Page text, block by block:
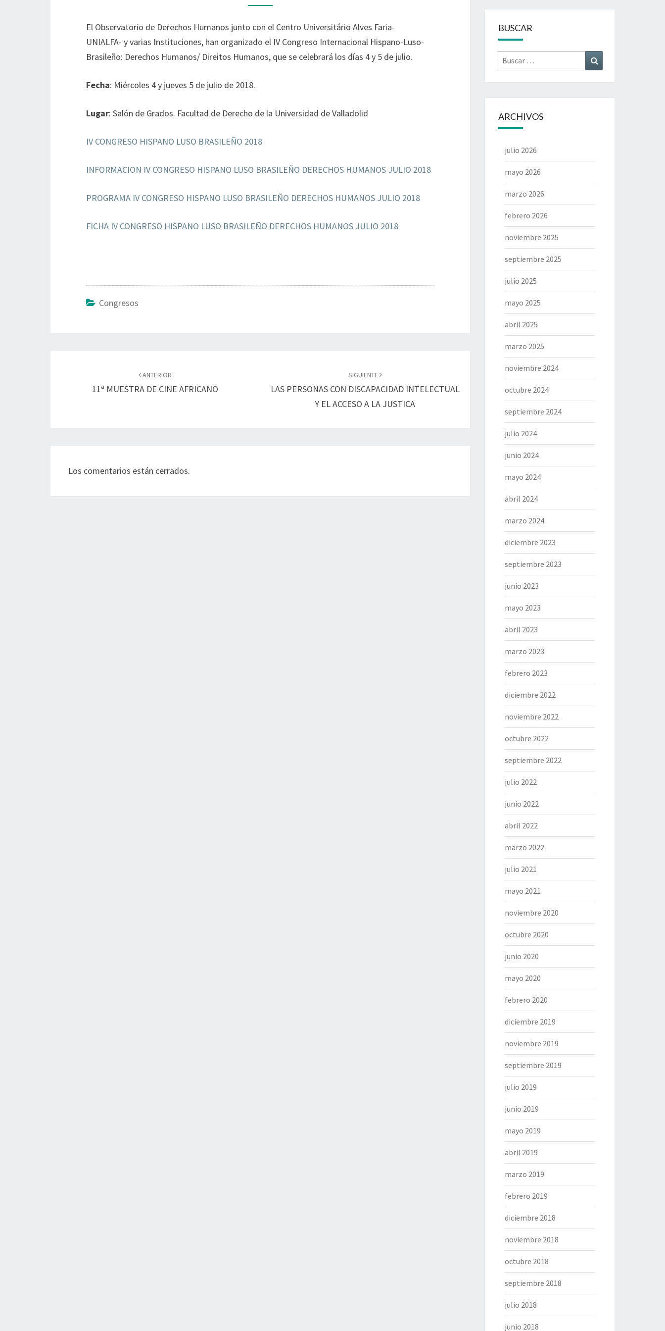
El Observatorio de Derechos Humanos junto con el Centro Universitário Alves Faria-
UNIALFA- y varias Instituciones, han organizado el IV Congreso Internacional Hispano-Luso-
Brasileño: Derechos Humanos/ Direitos Humanos, que se celebrará los días 4 y 5 de julio.
Fecha: Miércoles 4 y jueves 5 de julio de 2018.
Lugar: Salón de Grados. Facultad de Derecho de la Universidad de Valladolid
IV CONGRESO HISPANO LUSO BRASILEÑO 2018
INFORMACION IV CONGRESO HISPANO LUSO BRASILEÑO DERECHOS HUMANOS JULIO 2018
PROGRAMA IV CONGRESO HISPANO LUSO BRASILEÑO DERECHOS HUMANOS JULIO 2018
FICHA IV CONGRESO HISPANO LUSO BRASILEÑO DERECHOS HUMANOS JULIO 2018
Congresos
entradas
ANTERIOR
11ª MUESTRA DE CINE AFRICANO
SIGUIENTE
LAS PERSONAS CON DISCAPACIDAD INTELECTUAL
Y EL ACCESO A LA JUSTICA
Los comentarios están cerrados.
BUSCAR
Buscar
por:
ARCHIVOS
julio 2026
mayo 2026
marzo 2026
febrero 2026
noviembre 2025
septiembre 2025
julio 2025
mayo 2025
abril 2025
marzo 2025
noviembre 2024
octubre 2024
septiembre 2024
julio 2024
junio 2024
mayo 2024
abril 2024
marzo 2024
diciembre 2023
septiembre 2023
junio 2023
mayo 2023
abril 2023
marzo 2023
febrero 2023
diciembre 2022
noviembre 2022
octubre 2022
septiembre 2022
julio 2022
junio 2022
abril 2022
marzo 2022
julio 2021
mayo 2021
noviembre 2020
octubre 2020
junio 2020
mayo 2020
febrero 2020
diciembre 2019
noviembre 2019
septiembre 2019
julio 2019
junio 2019
mayo 2019
abril 2019
marzo 2019
febrero 2019
diciembre 2018
noviembre 2018
octubre 2018
septiembre 2018
julio 2018
junio 2018